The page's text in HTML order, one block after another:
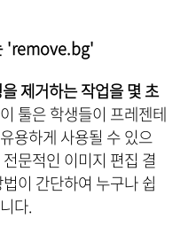
'remove.bg'
제거하는 작업을 몇 초
툴은 학생들이 프레젠테
용하게 사용될 수 있으
문적인 이미지 편집 결
이 간단하여 누구나 쉽
다.